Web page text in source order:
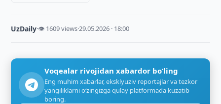
UzDaily·👁 1609 views·29.05.2026 · 18:00
Voqealar rivojidan xabardor bo‘ling
Eng muhim xabarlar, eksklyuziv reportajlar va tezkor
yangiliklarni o‘zingizga qulay platformada kuzatib
boring.